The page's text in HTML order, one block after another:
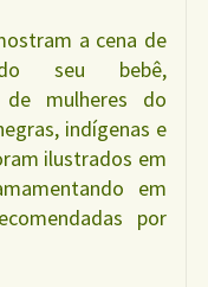
a cena de
seu bebê,
de mulheres do
indígenas e
ilustrados em
em
por